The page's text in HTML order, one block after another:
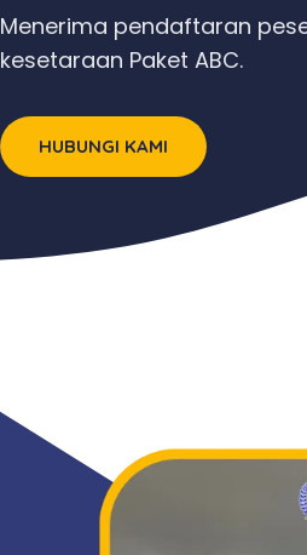
Menerima pendaftaran
kesetaraan Paket ABC.
HUBUNGI KAMI